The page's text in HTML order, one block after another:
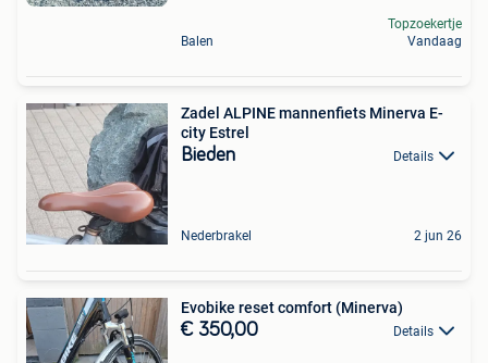
Balen
Topzoekertje
Vandaag
Zadel ALPINE mannenfiets Minerva E-
city Estrel
Bieden Details
Nederbrakel 2 jun 26
Evobike reset comfort (Minerva)
€ 350,00 Details